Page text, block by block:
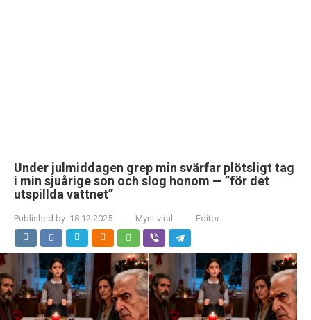
Under julmiddagen grep min svärfar plötsligt tag
i min sjuårige son och slog honom — ”för det
utspillda vattnet”
Published by: 18.12.2025 Mynt viral Editor